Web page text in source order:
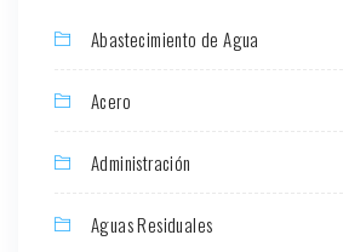
Abastecimiento de Agua
Acero
Administración
Aguas Residuales